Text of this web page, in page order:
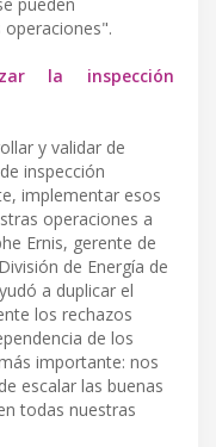
pueden
la inspección
y validar de
inspección
implementar esos
operaciones a
Ernis, gerente de
de Energía de
a duplicar el
los rechazos
de los
importante: nos
escalar las buenas
todas nuestras